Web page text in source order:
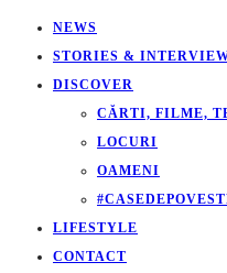
NEWS
STORIES &
DISCOVER
CĂRTI, FILME,
LOCURI
OAMENI
LIFESTYLE
CONTACT